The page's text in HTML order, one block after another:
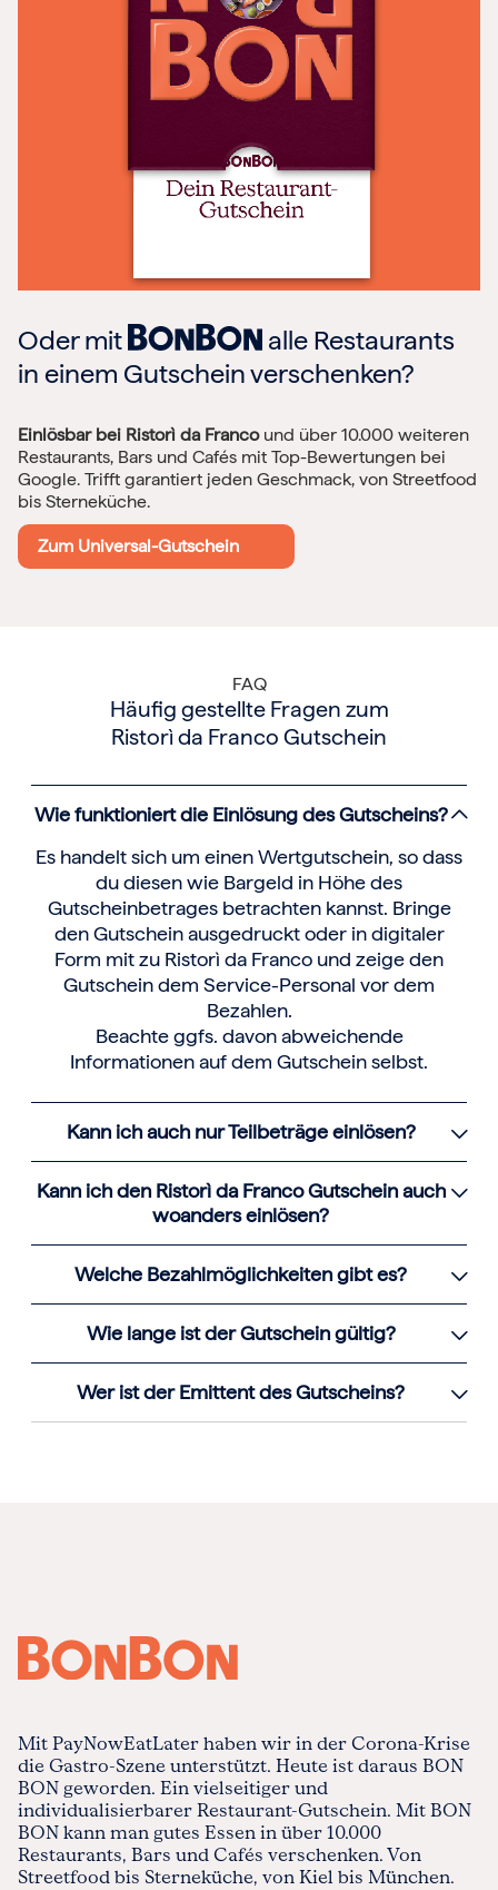
Oder mit
alle Restaurants
in einem Gutschein verschenken?
Einlösbar bei Ristorì da Francound über 10.000 weiteren
Restaurants, Bars und Cafés mit Top-Bewertungen bei
Google. Trifft garantiert jeden Geschmack, von Streetfood
bis Sterneküche.
Zum Universal-Gutschein
FAQ
Häufig gestellte Fragen zum
Ristorì da Franco Gutschein
Wie funktioniert die Einlösung des Gutscheins?
Es handelt sich um einen Wertgutschein, so dass
du diesen wie Bargeld in Höhe des
Gutscheinbetrages betrachten kannst. Bringe
den Gutschein ausgedruckt oder in digitaler
Form mit zu Ristorì da Franco und zeige den
Gutschein dem Service-Personal vor dem
Bezahlen.
Beachte ggfs. davon abweichende
Informationen auf dem Gutschein selbst.
Kann ich auch nur Teilbeträge einlösen?
Kann ich den Ristorì da Franco Gutschein auch
woanders einlösen?
Welche Bezahlmöglichkeiten gibt es?
Wie lange ist der Gutschein gültig?
Wer ist der Emittent des Gutscheins?
Mit PayNowEatLater haben wir in der Corona-Krise
die Gastro-Szene unterstützt. Heute ist daraus BON
BON geworden. Ein vielseitiger und
individualisierbarer Restaurant-Gutschein. Mit BON
BON kann man gutes Essen in über 10.000
Restaurants, Bars und Cafés verschenken. Von
Streetfood bis Sterneküche, von Kiel bis München.